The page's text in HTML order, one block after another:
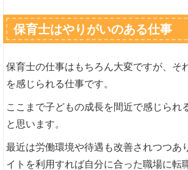
保育士はやりがいのある仕事
保育士の仕事はもちろん大変ですが、そ
を感じられる仕事です。
ここまで子どもの成長を間近で感じられ
と思います。
最近は労働環境や待遇も改善されつつあ
イトを利用すれば自分に合った職場に転